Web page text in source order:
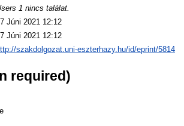
1 nincs találat.
Júni 2021 12:12
Júni 2021 12:12
szakdolgozat.uni-eszterhazy.hu/id/eprint/5814
required)